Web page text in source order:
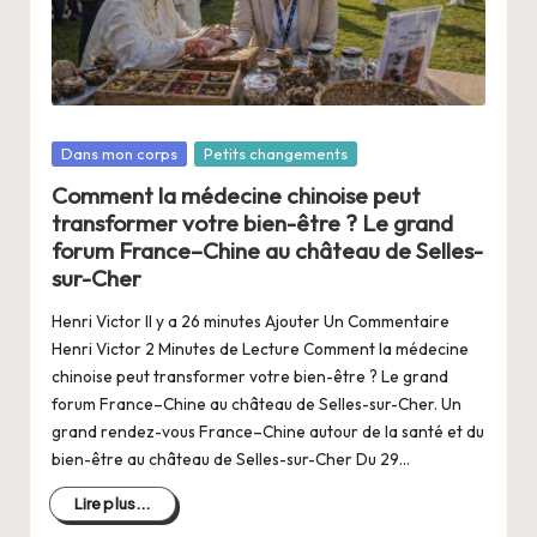
n
g
e
r
s
a
V
ie
Posté
Dans mon corps Petits changements
Comment la médecine chinoise peut
transformer votre bien-être ? Le grand
forum France–Chine au château de Selles-
sur-Cher
Henri Victor Il y a 26 minutes Ajouter Un Commentaire
Henri Victor 2 Minutes de Lecture Comment la médecine
chinoise peut transformer votre bien-être ? Le grand
forum France–Chine au château de Selles-sur-Cher. Un
grand rendez-vous France–Chine autour de la santé et du
bien-être au château de Selles-sur-Cher Du 29…
Lire plus...